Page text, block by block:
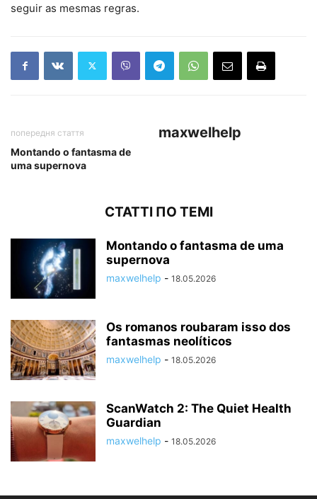
seguir as mesmas regras.
попередня стаття
Montando o fantasma de
uma supernova
maxwelhelp
СТАТТІ ПО ТЕМІ
Montando o fantasma de uma
supernova
maxwelhelp - 18.05.2026
Os romanos roubaram isso dos
fantasmas neolíticos
maxwelhelp - 18.05.2026
ScanWatch 2: The Quiet Health
Guardian
maxwelhelp - 18.05.2026